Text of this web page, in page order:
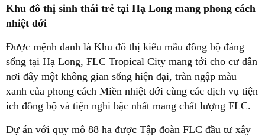
Khu đô thị sinh thái trẻ tại Hạ Long mang phong cách
nhiệt đới
Được mệnh danh là Khu đô thị kiểu mẫu đồng bộ đáng
sống tại Hạ Long, FLC Tropical City mang tới cho cư dân
nơi đây một không gian sống hiện đại, tràn ngập màu
xanh của phong cách Miền nhiệt đới cùng các dịch vụ tiện
ích đồng bộ và tiện nghi bậc nhất mang chất lượng FLC.
Dự án với quy mô 88 ha được Tập đoàn FLC đầu tư xây